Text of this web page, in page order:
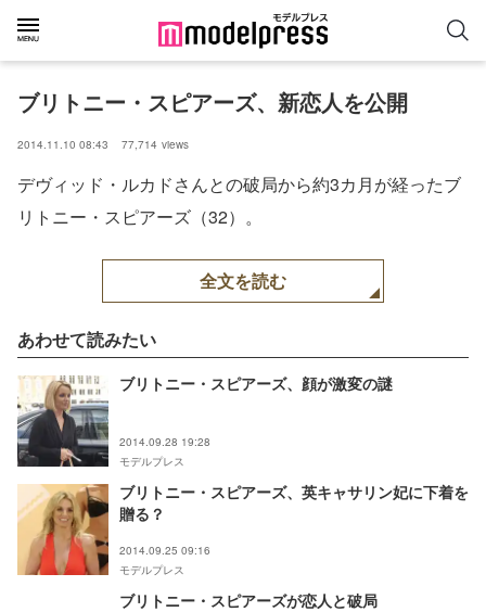
ブリトニー・スピアーズ、新恋人を公開
2014.11.10 08:43 77,714 views
デヴィッド・ルカドさんとの破局から約3カ月が経ったブ
リトニー・スピアーズ（32）。
全文を読む
あわせて読みたい
ブリトニー・スピアーズ、顔が激変の謎
2014.09.28 19:28
モデルプレス
ブリトニー・スピアーズ、英キャサリン妃に下着を
贈る？
2014.09.25 09:16
モデルプレス
ブリトニー・スピアーズが恋人と破局